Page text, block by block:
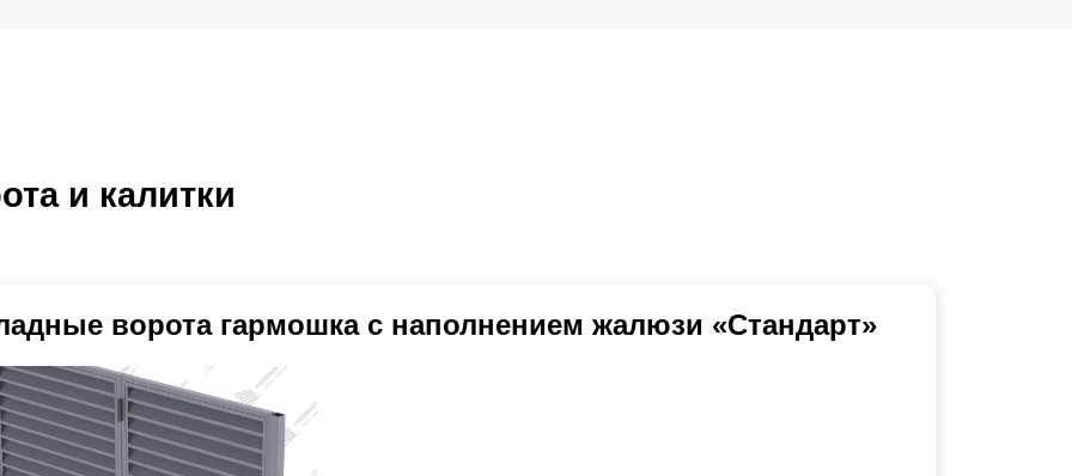
и калитки
ворота гармошка с наполнением жалюзи «Стандарт»